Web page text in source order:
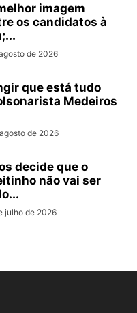
imagem
os candidatos à
de 2026
que está tudo
Medeiros
de 2026
decide que o
não vai ser
julho de 2026